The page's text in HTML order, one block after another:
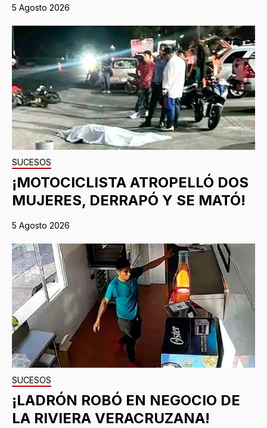
5 Agosto 2026
SUCESOS
¡MOTOCICLISTA ATROPELLÓ DOS
MUJERES, DERRAPÓ Y SE MATÓ!
5 Agosto 2026
SUCESOS
¡LADRÓN ROBÓ EN NEGOCIO DE
LA RIVIERA VERACRUZANA!